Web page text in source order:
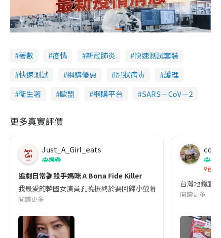
著數 疫情 新冠肺炎
快速測試套裝
快速測試
網購優惠 冠狀病毒
護理
衞生署
歐盟 網購平台 SARS－CoV－2
更多真實評價
Just_A_Girl_eats
娛樂
追劇日常🎬 殺手媽咪 A Bona Fide Killer
我最愛的韓國女演員孔曉振終於要回歸小螢幕啦!這次的劇本改編
閱讀更多
co
吹
台灣
台灣地鐵宣
閱讀更多